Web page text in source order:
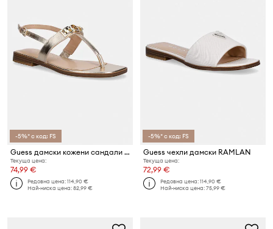
-5%* с код: FS
Guess дамски кожени сандали RAMIRY
Текуща цена:
74,99 €
Редовна цена:114,90 €
Най-ниска цена:82,99 €
-5%* с код: FS
Guess чехли дамски RAMLAN
Текуща цена:
72,99 €
Редовна цена:114,90 €
Най-ниска цена:75,99 €